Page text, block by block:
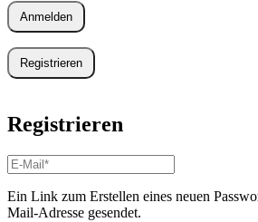
Anmelden
Registrieren
Registrieren
E-
Mail-
Adresse*
Erforderlich
Ein Link zum Erstellen eines neuen
Mail-Adresse gesendet.